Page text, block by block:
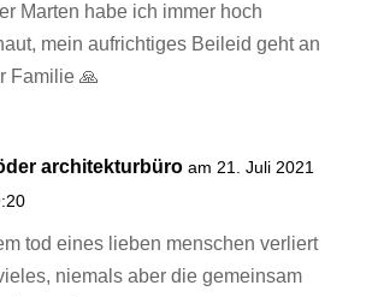
Marten habe ich immer hoch
mein aufrichtiges Beileid geht an
Familie 🙏
architekturbüro am 21. Juli 2021
tod eines lieben menschen verliert
niemals aber die gemeinsam